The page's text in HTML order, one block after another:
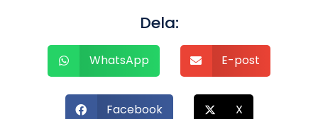
Dela:
WhatsApp E-post
Facebook X